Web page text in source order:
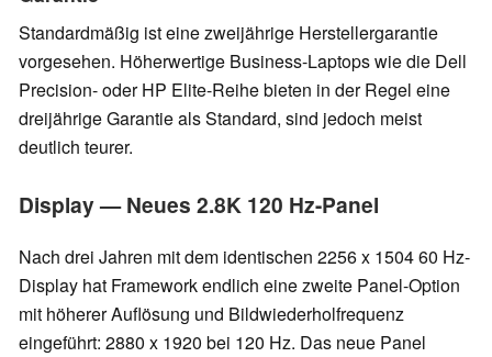
Standardmäßig ist eine zweijährige Herstellergarantie
vorgesehen. Höherwertige Business-Laptops wie die Dell
Precision- oder HP Elite-Reihe bieten in der Regel eine
dreijährige Garantie als Standard, sind jedoch meist
deutlich teurer.
Display — Neues 2.8K 120 Hz-Panel
Nach drei Jahren mit dem identischen 2256 x 1504 60 Hz-
Display hat Framework endlich eine zweite Panel-Option
mit höherer Auflösung und Bildwiederholfrequenz
eingeführt: 2880 x 1920 bei 120 Hz. Das neue Panel